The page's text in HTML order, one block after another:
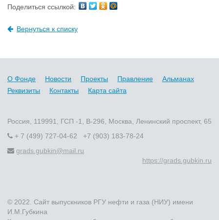
Поделиться ссылкой:
Вернуться к списку
О Фонде Новости Проекты Правление
Альманах
Реквизиты
Контакты Карта сайта
Россия, 119991, ГСП -1, В-296, Москва, Ленинский проспект, 65
+ 7 (499) 727-04-62 +7 (903) 183-78-24
grads.gubkin@mail.ru
https://grads.gubkin.ru
© 2022. Сайт выпускников РГУ нефти и газа (НИУ) имени
И.М.Губкина